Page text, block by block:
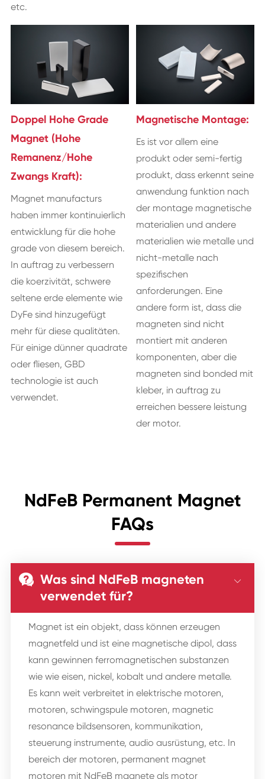
etc.
Doppel Hohe Grade
Magnet (Hohe
Remanenz/Hohe
Zwangs Kraft):
Magnet manufacturs
haben immer kontinuierlich
entwicklung für die hohe
grade von diesem bereich.
In auftrag zu verbessern
die koerzivität, schwere
seltene erde elemente wie
DyFe sind hinzugefügt
mehr für diese qualitäten.
Für einige dünner quadrate
oder fliesen, GBD
technologie ist auch
verwendet.
Magnetische Montage:
Es ist vor allem eine
produkt oder semi-fertig
produkt, dass erkennt seine
anwendung funktion nach
der montage magnetische
materialien und andere
materialien wie metalle und
nicht-metalle nach
spezifischen
anforderungen. Eine
andere form ist, dass die
magneten sind nicht
montiert mit anderen
komponenten, aber die
magneten sind bonded mit
kleber, in auftrag zu
erreichen bessere leistung
der motor.
NdFeB Permanent Magnet
FAQs
 Was sind NdFeB magneten
verwendet für?

Magnet ist ein objekt, dass können erzeugen
magnetfeld und ist eine magnetische dipol, dass
kann gewinnen ferromagnetischen substanzen
wie wie eisen, nickel, kobalt und andere metalle.
Es kann weit verbreitet in elektrische motoren,
motoren, schwingspule motoren, magnetic
resonance bildsensoren, kommunikation,
steuerung instrumente, audio ausrüstung, etc. In
bereich der motoren, permanent magnet
motoren mit NdFeB magnete als motor